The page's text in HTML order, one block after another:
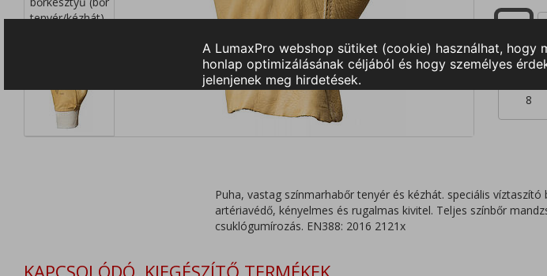
8
8
Puha, vastag színmarhabőr tenyér és kézhát. speciális
artériavédő, kényelmes és rugalmas kivitel. Teljes színbőr
csuklógumírozás. EN388: 2016 2121x
KAPCSOLÓDÓ, KIEGÉSZÍTŐ TERMÉKEK